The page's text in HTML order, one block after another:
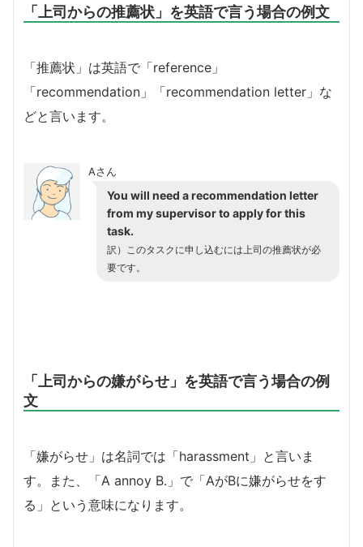
「上司からの推薦状」を英語で言う場合の例文
「推薦状」は英語で「reference」
「recommendation」「recommendation letter」な
どと言います。
Aさん
You will need a recommendation letter
from my supervisor to apply for this
task.
訳）このタスクに申し込むには上司の推薦状が必
要です。
「上司からの嫌がらせ」を英語で言う場合の例
文
「嫌がらせ」は名詞では「harassment」と言いま
す。また、「A annoy B.」で「AがBに嫌がらせをす
る」という意味になります。